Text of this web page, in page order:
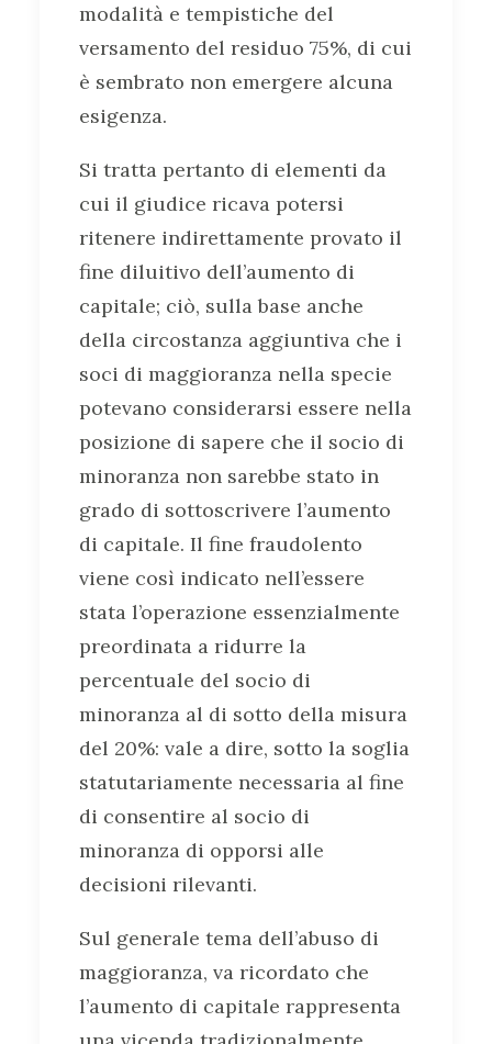
modalità e tempistiche del
versamento del residuo 75%, di cui
è sembrato non emergere alcuna
esigenza.
Si tratta pertanto di elementi da
cui il giudice ricava potersi
ritenere indirettamente provato il
fine diluitivo dell’aumento di
capitale; ciò, sulla base anche
della circostanza aggiuntiva che i
soci di maggioranza nella specie
potevano considerarsi essere nella
posizione di sapere che il socio di
minoranza non sarebbe stato in
grado di sottoscrivere l’aumento
di capitale. Il fine fraudolento
viene così indicato nell’essere
stata l’operazione essenzialmente
preordinata a ridurre la
percentuale del socio di
minoranza al di sotto della misura
del 20%: vale a dire, sotto la soglia
statutariamente necessaria al fine
di consentire al socio di
minoranza di opporsi alle
decisioni rilevanti.
Sul generale tema dell’abuso di
maggioranza, va ricordato che
l’aumento di capitale rappresenta